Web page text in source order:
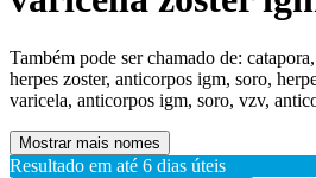
Também pode ser chamado de:
herpes zoster, anticorpos igm, soro,
varicela, anticorpos igm, soro, vzv,
Mostrar mais nomes
Resultado em até 6 dias úteis